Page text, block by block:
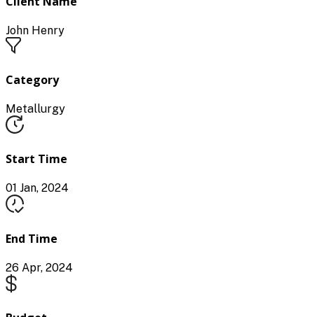
John Henry
Category
Metallurgy
Start Time
01 Jan, 2024
End Time
26 Apr, 2024